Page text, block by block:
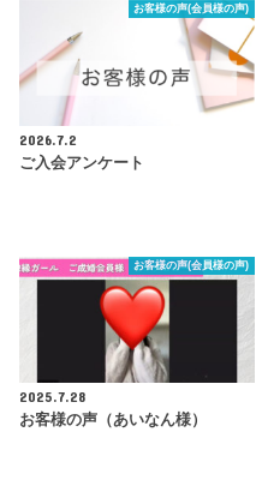
お客様の声(会員様の声)
2026.7.2
ご入会アンケート
お客様の声(会員様の声)
2025.7.28
お客様の声（あいなん様）